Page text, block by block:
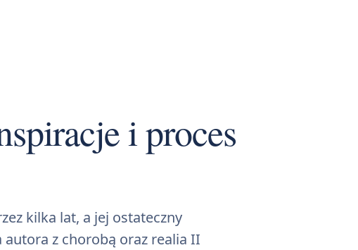
i proces
kilka lat, a jej ostateczny
autora z chorobą oraz realia II